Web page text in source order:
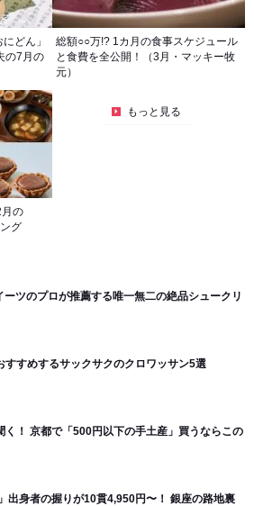
どん」
の7月の
総額○○万!? 1カ月の食事スケジュール
と食費を全公開！（3月・マッキー牧
元）
の
グ
もっと見る
ツのプロが推薦する唯一無二の絶品シュークリ
すすめするサックサクのクロワッサン5選
く！ 京都で「500円以下の手土産」買うならこの
出身者の握りが10貫4,950円〜！ 銀座の路地裏